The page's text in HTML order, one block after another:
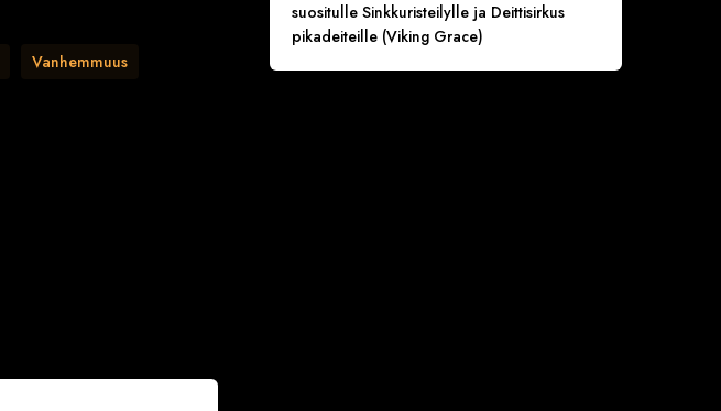
Vanhemmuus
suositulle Sinkkuristeilylle ja Deittisirkus
pikadeiteille (Viking Grace)